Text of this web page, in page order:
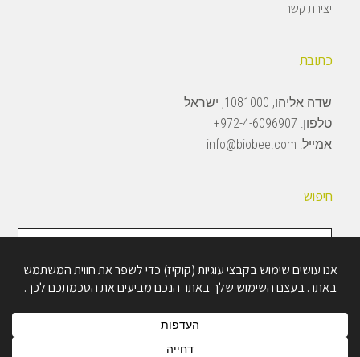
יצירת קשר
כתובת
שדה אליהו, 1081000, ישראל
טלפון: 972-4-6096907+
אמייל: info@biobee.com
חיפוש
חיפוש